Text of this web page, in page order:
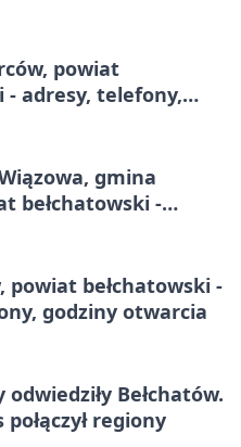
powiat
- adresy, telefony,
gmina
bełchatowski -
powiat bełchatowski -
godziny otwarcia
odwiedziły Bełchatów.
regiony